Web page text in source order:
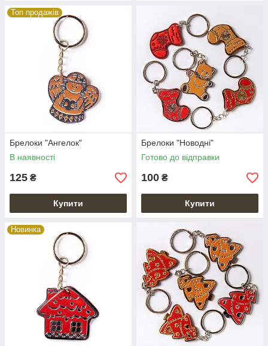
Топ продажів
Брелоки "Ангелок"
В наявності
125 ₴
Купити
Брелоки "Новодні"
Готово до відправки
100 ₴
Купити
Новинка